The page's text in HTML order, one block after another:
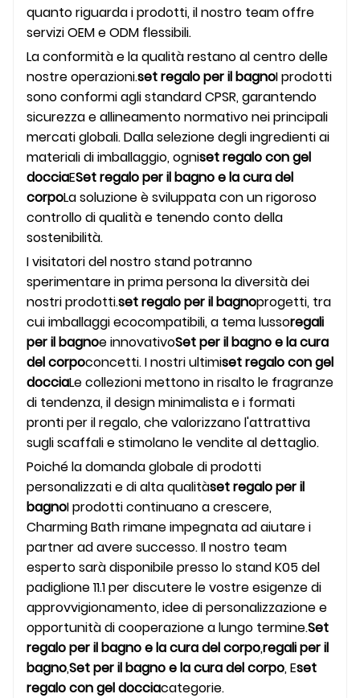
quanto riguarda i prodotti, il nostro team offre
servizi OEM e ODM flessibili.
La conformità e la qualità restano al centro delle
nostre operazioni.set regalo per il bagnoI prodotti
sono conformi agli standard CPSR, garantendo
sicurezza e allineamento normativo nei principali
mercati globali. Dalla selezione degli ingredienti ai
materiali di imballaggio, ogniset regalo con gel
docciaESet regalo per il bagno e la cura del
corpoLa soluzione è sviluppata con un rigoroso
controllo di qualità e tenendo conto della
sostenibilità.
I visitatori del nostro stand potranno
sperimentare in prima persona la diversità dei
nostri prodotti.set regalo per il bagnoprogetti, tra
cui imballaggi ecocompatibili, a tema lussoregali
per il bagnoe innovativoSet per il bagno e la cura
del corpoconcetti. I nostri ultimiset regalo con gel
docciaLe collezioni mettono in risalto le fragranze
di tendenza, il design minimalista e i formati
pronti per il regalo, che valorizzano l'attrattiva
sugli scaffali e stimolano le vendite al dettaglio.
Poiché la domanda globale di prodotti
personalizzati e di alta qualitàset regalo per il
bagnoI prodotti continuano a crescere,
Charming Bath rimane impegnata ad aiutare i
partner ad avere successo. Il nostro team
esperto sarà disponibile presso lo stand K05 del
padiglione 11.1 per discutere le vostre esigenze di
approvvigionamento, idee di personalizzazione e
opportunità di cooperazione a lungo termine.Set
regalo per il bagno e la cura del corpo,regali per il
bagno,Set per il bagno e la cura del corpo, Eset
regalo con gel docciacategorie.